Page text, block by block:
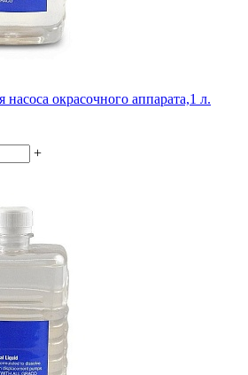
окрасочного аппарата,1 л.
+